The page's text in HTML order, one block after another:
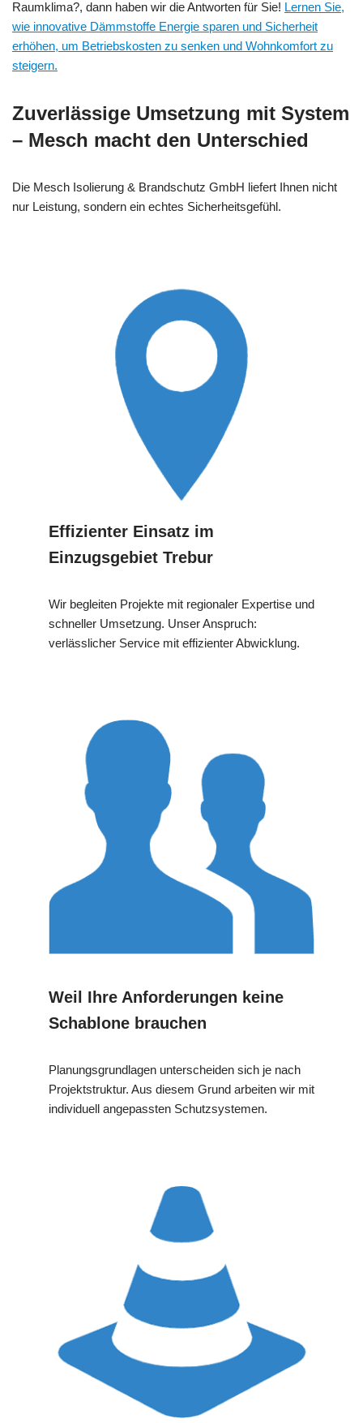
Raumklima?, dann haben wir die Antworten für Sie! Lernen Sie,
wie innovative Dämmstoffe Energie sparen und Sicherheit
erhöhen, um Betriebskosten zu senken und Wohnkomfort zu
steigern.
Zuverlässige Umsetzung mit System
– Mesch macht den Unterschied
Die Mesch Isolierung & Brandschutz GmbH liefert Ihnen nicht
nur Leistung, sondern ein echtes Sicherheitsgefühl.
Effizienter Einsatz im
Einzugsgebiet Trebur
Wir begleiten Projekte mit regionaler Expertise und
schneller Umsetzung. Unser Anspruch:
verlässlicher Service mit effizienter Abwicklung.
Weil Ihre Anforderungen keine
Schablone brauchen
Planungsgrundlagen unterscheiden sich je nach
Projektstruktur. Aus diesem Grund arbeiten wir mit
individuell angepassten Schutzsystemen.